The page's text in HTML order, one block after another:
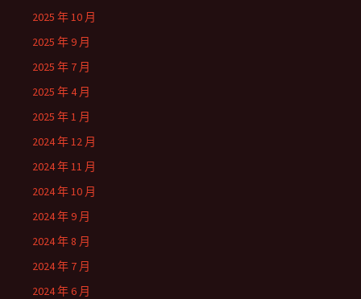
2025 年 10 月
2025 年 9 月
2025 年 7 月
2025 年 4 月
2025 年 1 月
2024 年 12 月
2024 年 11 月
2024 年 10 月
2024 年 9 月
2024 年 8 月
2024 年 7 月
2024 年 6 月